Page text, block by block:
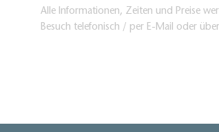
Alle Informationen, Zeiten und Preise
Besuch telefonisch / per E-Mail oder